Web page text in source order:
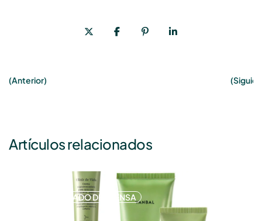
(Anterior)
Artículos relacionados
COMUNICADO DE PRENSA